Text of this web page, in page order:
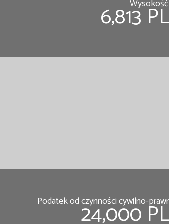
6,813
Podatek od czynności cywilno-
24,000